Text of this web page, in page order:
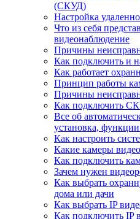
(СКУД)
Настройка
Что из себя
видеонаблюдение
Причины
Как подключить и
Как работает
Принцип работы
Причины
Как подключить
Все об
установка,
Как настроить
Какие камеры
Как подключить
Зачем нужен
Как выбрать
дома или дачи
Как выбрать IP
Как подключить IP